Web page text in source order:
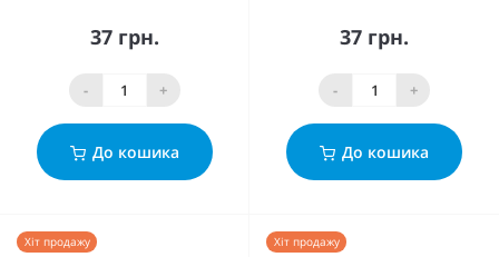
37 грн.
- +
До кошика
37 грн.
- +
До кошика
Хіт продажу
Хіт продажу